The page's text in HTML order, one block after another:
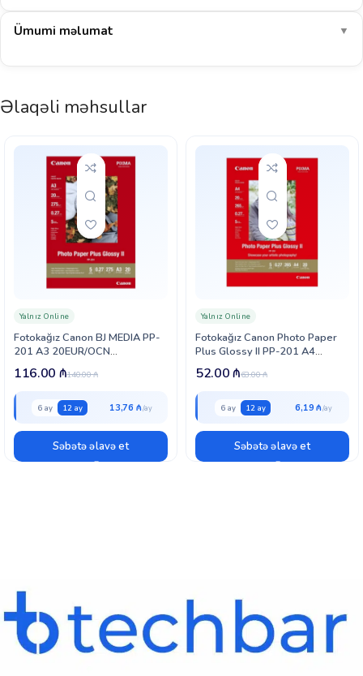
Ümumi məlumat ▼
Əlaqəli məhsullar
Fotokağız Canon BJ MEDIA PP-
201 A3 20EUR/OCN
(2311B020)
Yalnız Online
140.00₼
116.00 ₼
6 ay 12 ay 13,76 ₼
Səbətə əlavə et
Fotokağız Canon Photo Paper
Plus Glossy II PP-201 A4
(2311B019)
Yalnız Online
63.00₼
52.00₼
6 ay 12 ay 6,19 ₼
Səbətə əlavə et